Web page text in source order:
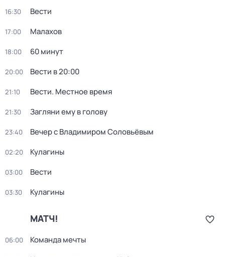
16:30 Вести
17:00 Малахов
18:00 60 минут
20:00 Вести в 20:00
21:10 Вести. Местное время
21:30 Загляни ему в голову
23:40 Вечер с Владимиром Соловьёвым
02:20 Кулагины
03:00 Вести
03:30 Кулагины
МАТЧ!
06:00 Команда мечты